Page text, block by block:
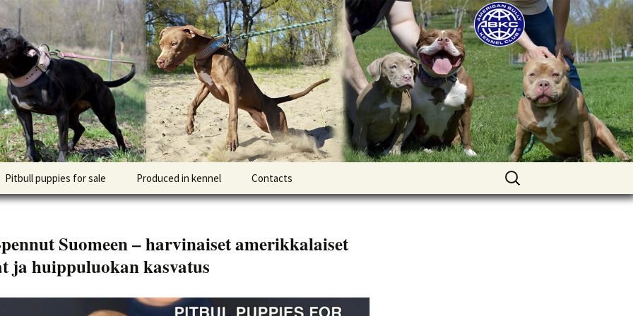
BULLS Europe. ADBA registered. APBT puppies for sale. Worldwide shipping
булли
Pitbull puppies for sale Produced in kennel Contacts
Найти:
Suomeen – harvinaiset amerikkalaiset
ja huippuluokan kasvatus